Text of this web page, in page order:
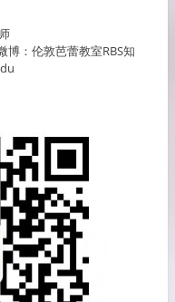
博：伦敦芭蕾教室RBS知